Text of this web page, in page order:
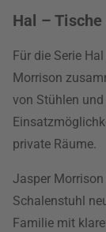
Hal –
Für die Serie
Morrison
von Stühlen
private Räume.
Jasper
Schalenstuhl
Familie mit